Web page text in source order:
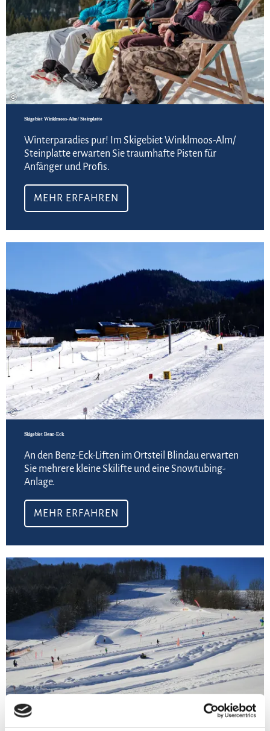
©
Skigebiet Winklmoos-Alm/ Steinplatte
Winterparadies pur! Im Skigebiet Winklmoos-Alm/
Steinplatte erwarten Sie traumhafte Pisten für
Anfänger und Profis.
MEHR ERFAHREN
©
Skigebiet Benz-Eck
An den Benz-Eck-Liften im Ortsteil Blindau erwarten
Sie mehrere kleine Skilifte und eine Snowtubing-
Anlage.
MEHR ERFAHREN
©